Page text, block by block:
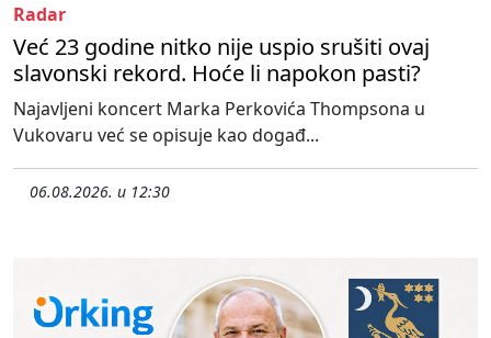
Radar
Već 23 godine nitko nije uspio srušiti ovaj
slavonski rekord. Hoće li napokon pasti?
Najavljeni koncert Marka Perkovića Thompsona u
Vukovaru već se opisuje kao događ...
06.08.2026. u 12:30